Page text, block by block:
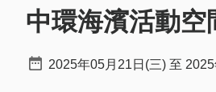
中環海濱活動空
2025年05月21日(三) 至